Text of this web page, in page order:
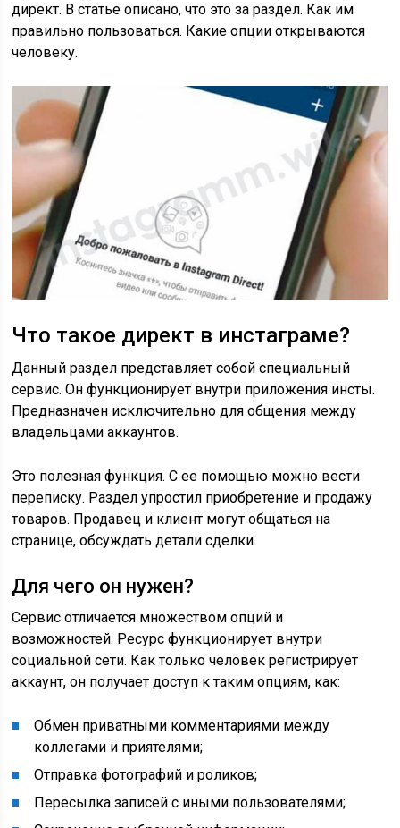
директ. В статье описано, что это за раздел. Как им
правильно пользоваться. Какие опции открываются
человеку.
Что такое директ в инстаграме?
Данный раздел представляет собой специальный
сервис. Он функционирует внутри приложения инсты.
Предназначен исключительно для общения между
владельцами аккаунтов.
Это полезная функция. С ее помощью можно вести
переписку. Раздел упростил приобретение и продажу
товаров. Продавец и клиент могут общаться на
странице, обсуждать детали сделки.
Для чего он нужен?
Сервис отличается множеством опций и
возможностей. Ресурс функционирует внутри
социальной сети. Как только человек регистрирует
аккаунт, он получает доступ к таким опциям, как:
Обмен приватными комментариями между
коллегами и приятелями;
Отправка фотографий и роликов;
Пересылка записей с иными пользователями;